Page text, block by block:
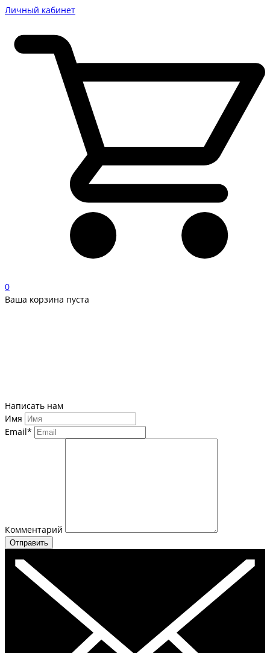
Личный кабинет
0
Ваша корзина пуста
Написать нам
Имя
Email*
Комментарий
Отправить